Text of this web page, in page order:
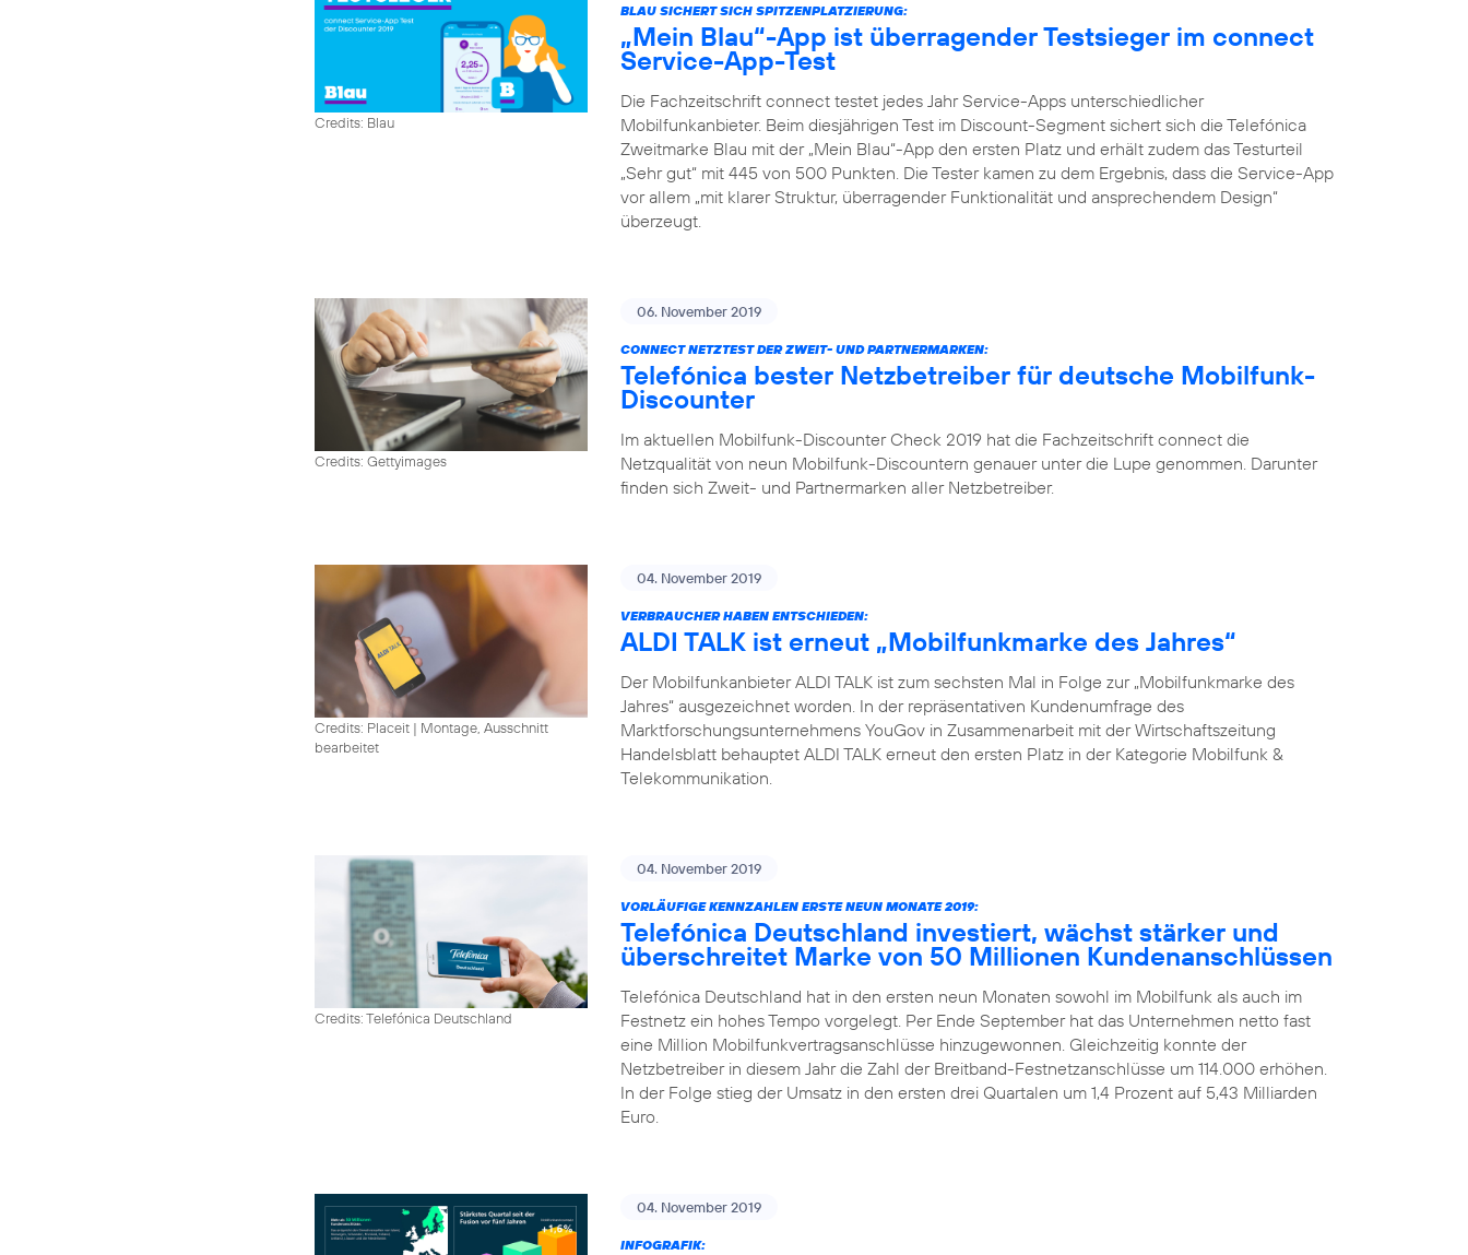
Credits: Blau
BLAU SICHERT SICH SPITZENPLATZIERUNG:
„Mein Blau“-App ist überragender Testsieger im connect
Service-App-Test
Die Fachzeitschrift connect testet jedes Jahr Service-Apps unterschiedlicher
Mobilfunkanbieter. Beim diesjährigen Test im Discount-Segment sichert sich die Telefónica
Zweitmarke Blau mit der „Mein Blau“-App den ersten Platz und erhält zudem das Testurteil
„Sehr gut“ mit 445 von 500 Punkten. Die Tester kamen zu dem Ergebnis, dass die Service-App
vor allem „mit klarer Struktur, überragender Funktionalität und ansprechendem Design“
überzeugt.
Credits: Gettyimages
06. November 2019
CONNECT NETZTEST DER ZWEIT- UND PARTNERMARKEN:
Telefónica bester Netzbetreiber für deutsche Mobilfunk-
Discounter
Im aktuellen Mobilfunk-Discounter Check 2019 hat die Fachzeitschrift connect die
Netzqualität von neun Mobilfunk-Discountern genauer unter die Lupe genommen. Darunter
finden sich Zweit- und Partnermarken aller Netzbetreiber.
Credits: Placeit | Montage, Ausschnitt
bearbeitet
04. November 2019
VERBRAUCHER HABEN ENTSCHIEDEN:
ALDI TALK ist erneut „Mobilfunkmarke des Jahres“
Der Mobilfunkanbieter ALDI TALK ist zum sechsten Mal in Folge zur „Mobilfunkmarke des
Jahres“ ausgezeichnet worden. In der repräsentativen Kundenumfrage des
Marktforschungsunternehmens YouGov in Zusammenarbeit mit der Wirtschaftszeitung
Handelsblatt behauptet ALDI TALK erneut den ersten Platz in der Kategorie Mobilfunk &
Telekommunikation.
Credits: Telefónica Deutschland
04. November 2019
VORLÄUFIGE KENNZAHLEN ERSTE NEUN MONATE 2019:
Telefónica Deutschland investiert, wächst stärker und
überschreitet Marke von 50 Millionen Kundenanschlüssen
Telefónica Deutschland hat in den ersten neun Monaten sowohl im Mobilfunk als auch im
Festnetz ein hohes Tempo vorgelegt. Per Ende September hat das Unternehmen netto fast
eine Million Mobilfunkvertragsanschlüsse hinzugewonnen. Gleichzeitig konnte der
Netzbetreiber in diesem Jahr die Zahl der Breitband-Festnetzanschlüsse um 114.000 erhöhen.
In der Folge stieg der Umsatz in den ersten drei Quartalen um 1,4 Prozent auf 5,43 Milliarden
Euro.
04. November 2019
INFOGRAFIK: